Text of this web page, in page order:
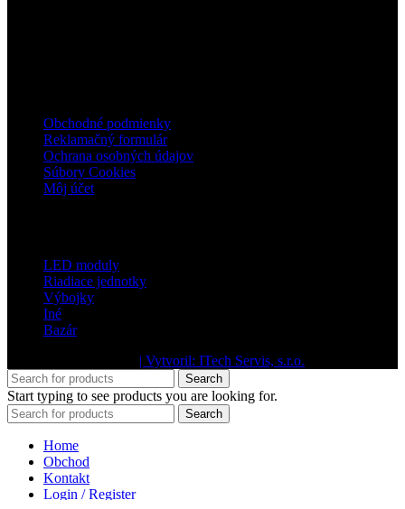
Obchodné podmienky
Reklamačný formulár
Ochrana osobných údajov
Súbory Cookies
Môj účet
LED moduly
Riadiace jednotky
Výbojky
Iné
Bazár
| Vytvoril: ITech Servis, s.r.o.
Search
Start typing to see products you are looking for.
Search
Home
Obchod
Kontakt
Login / Register